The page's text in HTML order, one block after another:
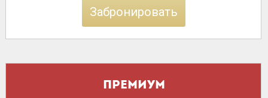
Забронировать
Премиум